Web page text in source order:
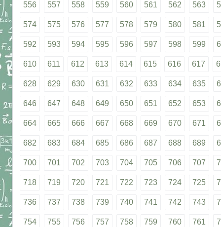
556 557 558 559 560 561 562 563
574 575 576 577 578 579 580 581
592 593 594 595 596 597 598 599
610 611 612 613 614 615 616 617
628 629 630 631 632 633 634 635
646 647 648 649 650 651 652 653
664 665 666 667 668 669 670 671
682 683 684 685 686 687 688 689
700 701 702 703 704 705 706 707
718 719 720 721 722 723 724 725
736 737 738 739 740 741 742 743
754 755 756 757 758 759 760 761